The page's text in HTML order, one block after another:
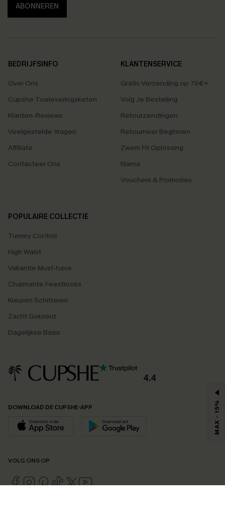
ABONNEREN
BEDRIJFSINFO
Over Ons
Cupshe Toeleveringsketen
Klanten-Reviews
Veelgestelde Vragen
Affiliate
Contacteer Ons
KLANTENSERVICE
Gratis Verzending op 79€+
Volg Je Bestelling
Retourzendingen
Retourneer Beginnen
Zwem Fit Oplossing
Klarna
Vouchers & Promoties
POPULAIRE COLLECTIE
Tummy Control
High Waist
Vakantie Must-have
Charmante Feestlooks
Kleuren Schitteren
Zacht Gebreid
Dagelijkse Basis
4.4
DOWNLOAD DE CUPSHE-APP
VOLG ONS OP
MAX - 15%